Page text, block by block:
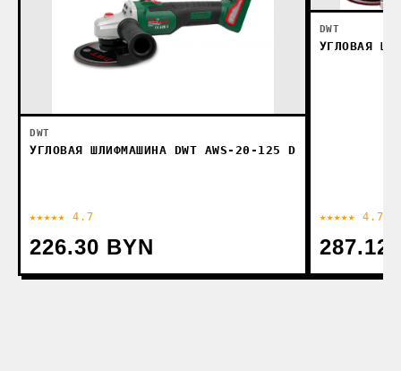
DWT
УГЛОВАЯ ШЛИФМАШИНА DWT AWS-20-125 D
★★★★★ 4.7
226.30 BYN
DWT
УГЛОВАЯ
★★★★★ 4.7
287.12